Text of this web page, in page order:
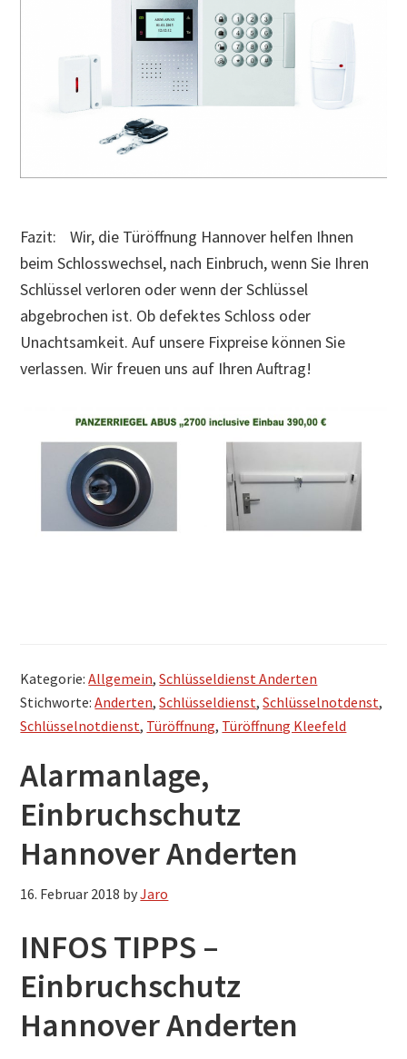
Fazit: Wir, die Türöffnung Hannover helfen Ihnen
beim Schlosswechsel, nach Einbruch, wenn Sie Ihren
Schlüssel verloren oder wenn der Schlüssel
abgebrochen ist. Ob defektes Schloss oder
Unachtsamkeit. Auf unsere Fixpreise können Sie
verlassen. Wir freuen uns auf Ihren Auftrag!
Kategorie:Allgemein,Schlüsseldienst Anderten
Stichworte:Anderten,Schlüsseldienst,Schlüsselnotdenst,
Schlüsselnotdienst, Türöffnung, Türöffnung Kleefeld
Alarmanlage,
Einbruchschutz
Hannover Anderten
16. Februar 2018 byJaro
INFOS TIPPS –
Einbruchschutz
Hannover Anderten